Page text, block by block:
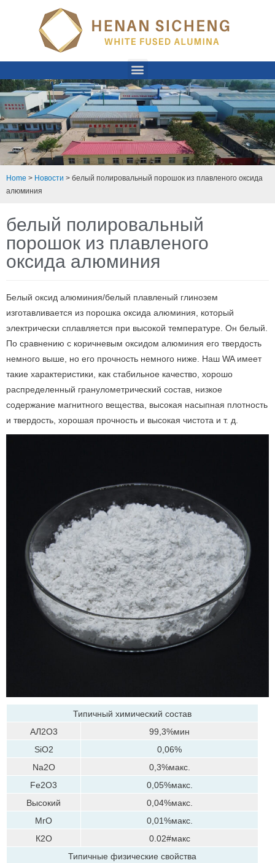
Home > Новости > белый полировальный порошок из плавленого оксида
алюминия
белый полировальный
порошок из плавленого
оксида алюминия
Белый оксид алюминия/белый плавленый глинозем
изготавливается из порошка оксида алюминия, который
электрически сплавляется при высокой температуре. Он белый.
По сравнению с коричневым оксидом алюминия его твердость
немного выше, но его прочность немного ниже. Наш WA имеет
такие характеристики, как стабильное качество, хорошо
распределенный гранулометрический состав, низкое
содержание магнитного вещества, высокая насыпная плотность
и твердость, хорошая прочность и высокая чистота и т. д.
Типичный химический состав
АЛ2О3
99,3%мин
SiO2
0,06%
Na2O
0,3%макс.
Fe2O3
0,05%макс.
Высокий
0,04%макс.
МгО
0,01%макс.
К2О
0.02#макс
Типичные физические свойства